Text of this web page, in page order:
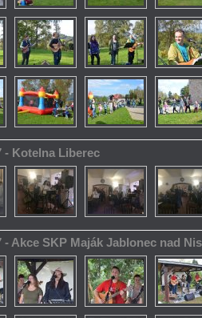
- Kotelna Liberec
- Akce SKP Maják Jablonec nad